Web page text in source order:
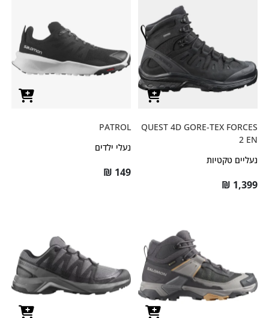
QUEST 4D GORE-TEX FORCES
2 EN
נעליים טקטיות
₪ 1,399
PATROL
נעלי ילדים
₪ 149